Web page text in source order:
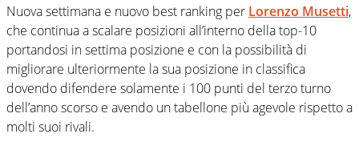
Nuova settimana e nuovo best ranking per Lorenzo Musetti,
che continua a scalare posizioni all’interno della top-10
portandosi in settima posizione e con la possibilità di
migliorare ulteriormente la sua posizione in classifica
dovendo difendere solamente i 100 punti del terzo turno
dell’anno scorso e avendo un tabellone più agevole rispetto a
molti suoi rivali.